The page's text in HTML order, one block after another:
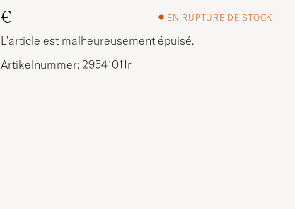
€
EN RUPTURE DE STOCK
L'article est malheureusement épuisé.
Artikelnummer: 29541011r